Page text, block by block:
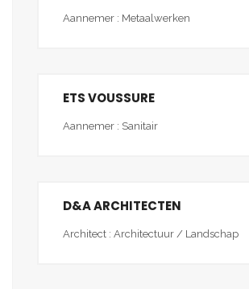
Aannemer : Metaalwerken
ETS VOUSSURE
Aannemer : Sanitair
D&A ARCHITECTEN
Architect : Architectuur / Landschap